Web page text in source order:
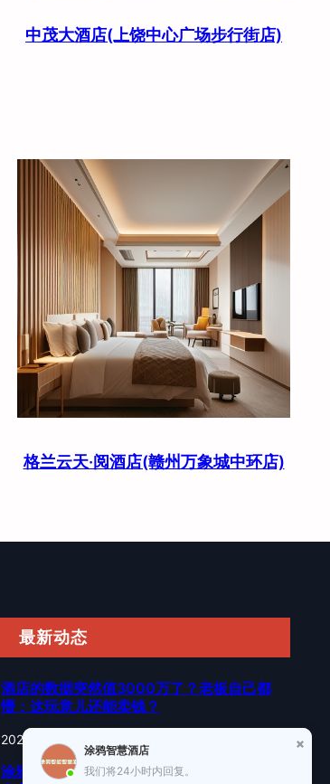
中茂大酒店(上饶中心广场步行街店)
格兰云天·阅酒店(赣州万象城中环店)
最新动态
酒店的数据突然值3000万了？老板自己都
懵：这玩意儿还能卖钱？
2026年6月，杭州黄龙…
涂鸦智能以AI蓝牙直连方案切入酒店赛道：去
涂鸦智慧酒店
我们将24小时内回复。